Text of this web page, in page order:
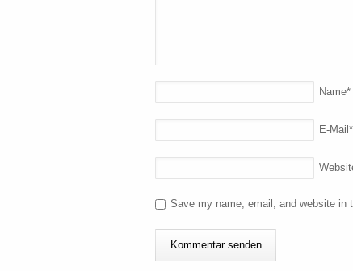
Name*
E-Mail*
Save my name, email, and website in